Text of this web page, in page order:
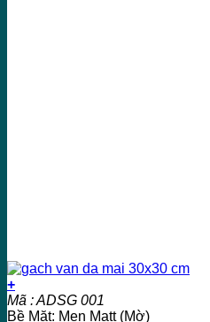
+
Mã : ADSG 001
Bề Mặt: Men Matt (Mờ)